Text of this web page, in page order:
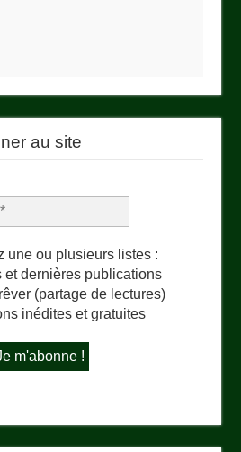
au site
une ou plusieurs listes :
et dernières publications
(partage de lectures)
inédites et gratuites